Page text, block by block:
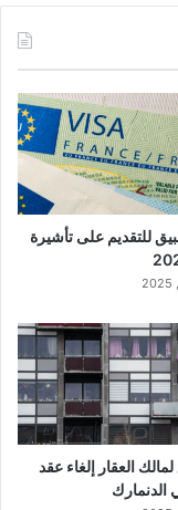
للتقديم على تأشيرة
العقار إلغاء عقد
الدنمارك